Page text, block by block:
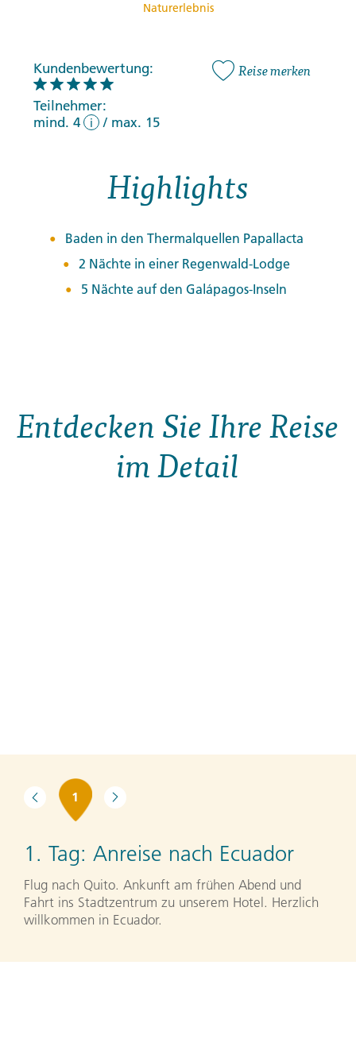
Naturerlebnis
Kundenbewertung:
Teilnehmer:
mind. 4
i / max. 15
Reise merken
Highlights
Baden in den Thermalquellen Papallacta
2 Nächte in einer Regenwald-Lodge
5 Nächte auf den Galápagos-Inseln
Entdecken Sie Ihre Reise
im Detail
1
1. Tag: Anreise nach Ecuador
Flug nach Quito. Ankunft am frühen Abend und
Fahrt ins Stadtzentrum zu unserem Hotel. Herzlich
willkommen in Ecuador.